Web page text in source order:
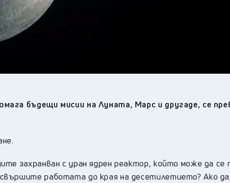
София,
Стара Загора
Ямбол, 32°C
бъдещи мисии на Луната, Марс и другаде, се
захранван с уран ядрен реактор, който може да се
работата до края на десетилетието? Ако